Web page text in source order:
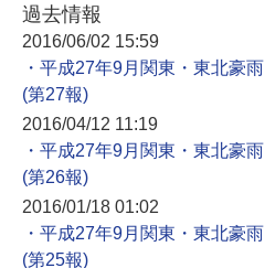
過去情報
2016/06/02 15:59
・平成27年9月関東・東北豪雨
2016/04/12 11:19
・平成27年9月関東・東北豪雨
2016/01/18 01:02
・平成27年9月関東・東北豪雨